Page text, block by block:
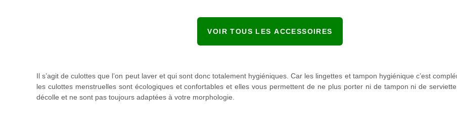
VOIR TOUS LES ACCESSOIRES
Il s’agit de culottes que l’on peut laver et qui sont donc totalement hygiéniques. Car les lingettes et tampon hygiénique c’est
les culottes menstruelles sont écologiques et confortables et elles vous permettent de ne plus porter ni de tampon ni de
décolle et ne sont pas toujours adaptées à votre morphologie.